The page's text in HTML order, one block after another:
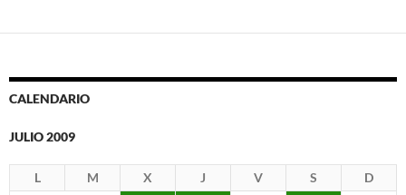
CALENDARIO
JULIO 2009
L M X J V S
D